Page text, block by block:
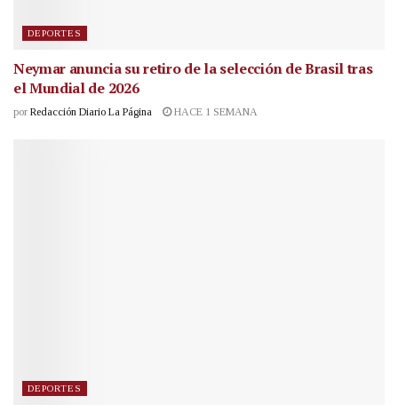
DEPORTES
Neymar anuncia su retiro de la selección de Brasil tras
el Mundial de 2026
por Redacción Diario La Página HACE 1 SEMANA
DEPORTES